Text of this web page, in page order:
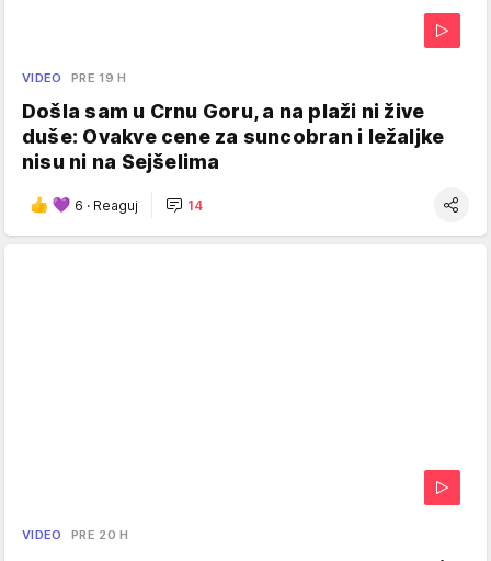
VIDEO PRE 19 H
Došla sam u Crnu Goru, a na plaži ni žive
duše: Ovakve cene za suncobran i ležaljke
nisu ni na Sejšelima
6 · Reaguj 14
VIDEO PRE 20 H